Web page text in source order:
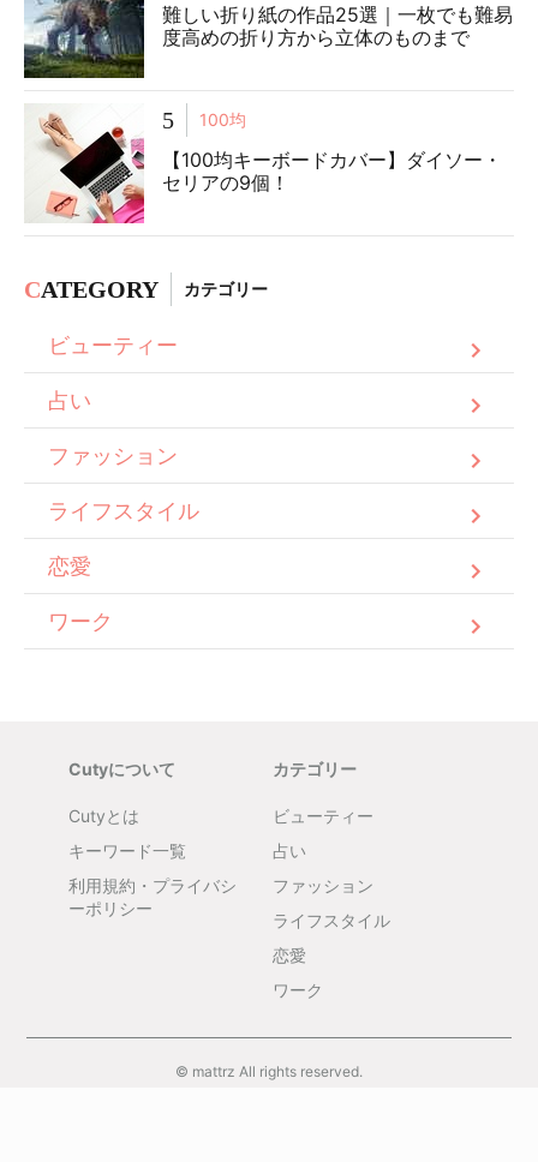
難しい折り紙の作品25選｜一枚でも難易
度高めの折り方から立体のものまで
5 100均
【100均キーボードカバー】ダイソー・
セリアの9個！
CATEGORY カテゴリー
ビューティー
占い
ファッション
ライフスタイル
恋愛
ワーク
Cutyについて
Cutyとは
キーワード一覧
利用規約・プライバシ
ーポリシー
カテゴリー
ビューティー
占い
ファッション
ライフスタイル
恋愛
ワーク
© mattrz All rights reserved.